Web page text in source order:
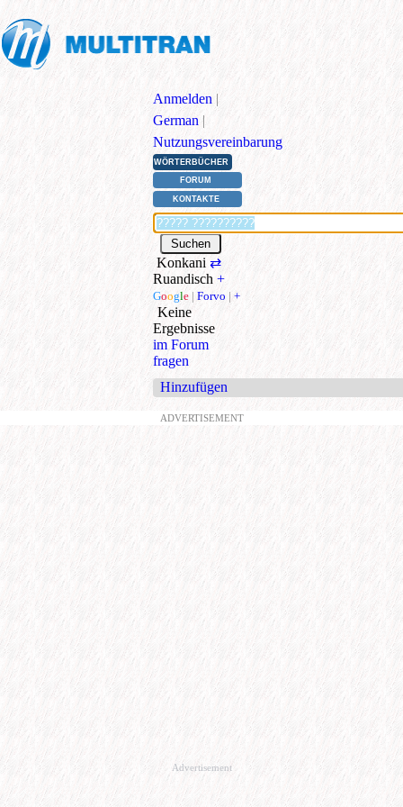
Anmelden |
German |
Nutzungsvereinbarung
WÖRTERBÜCHER
FORUM
KONTAKTE
Konkani ⇄
Ruandisch +
Google | Forvo | +
Keine
Ergebnisse
im Forum
fragen
Hinzufügen
ADVERTISEMENT
Advertisement